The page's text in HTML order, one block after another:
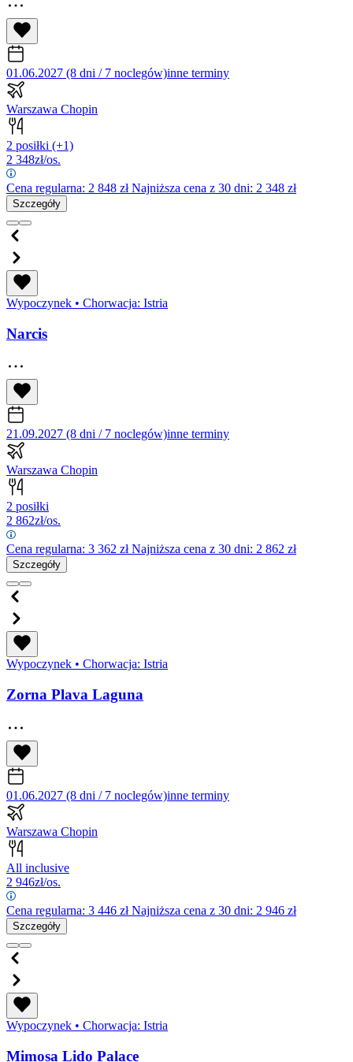
01.06.2027 (8 dni / 7 noclegów)inne terminy
Warszawa Chopin
2 posiłki (+1)
2 348zł/os.
Cena regularna: 2 848 złNajniższa cena z 30 dni: 2 348 zł
Szczegóły
Wypoczynek • Chorwacja: Istria
Narcis
21.09.2027 (8 dni / 7 noclegów)inne terminy
Warszawa Chopin
2 posiłki
2 862zł/os.
Cena regularna: 3 362 złNajniższa cena z 30 dni: 2 862 zł
Szczegóły
Wypoczynek • Chorwacja: Istria
Zorna Plava Laguna
01.06.2027 (8 dni / 7 noclegów)inne terminy
Warszawa Chopin
All inclusive
2 946zł/os.
Cena regularna: 3 446 złNajniższa cena z 30 dni: 2 946 zł
Szczegóły
Wypoczynek • Chorwacja: Istria
Mimosa Lido Palace